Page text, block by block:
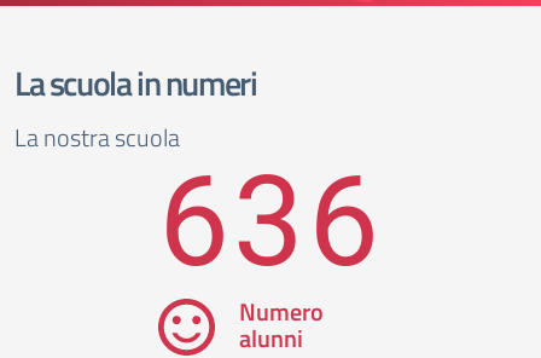
La scuola in numeri
La nostra scuola636
Numero
alunni